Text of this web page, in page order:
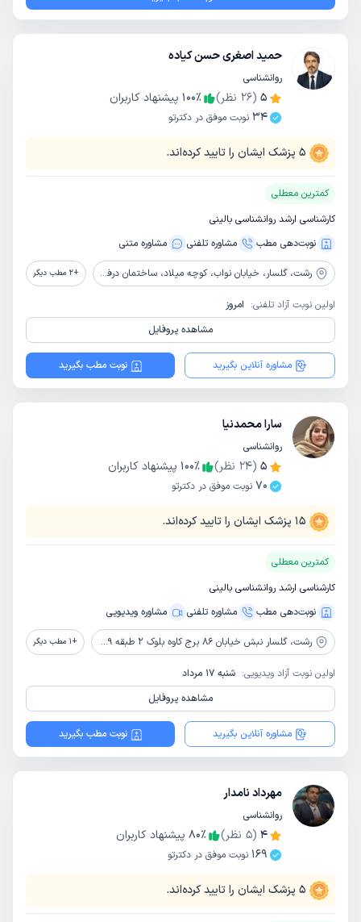
حمید اصغری حسن کیاده
روانشناسی
5
(
26 نظر) 100٪
پیشنهاد کاربران
34 نوبت موفق در دکترتو
5 پزشک ایشان را تایید کرده‌اند.
کمترین معطلی
کارشناسی ارشد روانشناسی بالینی
نوبت‌دهی مطب
مشاوره‌ تلفنی مشاوره‌ متنی
رشت،گلسار، خیابان نواب، کوچه میلاد، ساختمان درفک، طبقه اول +
2 مطب دیگر
اولین نوبت آزاد تلفنی: امروز
مشاهده پروفایل
مشاوره آنلاین بگیرید نوبت مطب بگیرید
سارا محمدنیا
روانشناسی
5
(
24 نظر) 100٪
پیشنهاد کاربران
70 نوبت موفق در دکترتو
15 پزشک ایشان را تایید کرده‌اند.
کمترین معطلی
کارشناسی ارشد روانشناسی بالینی
نوبت‌دهی مطب
مشاوره‌ تلفنی مشاوره ویدیویی
رشت،گلسار نبش خیابان 86 برج کاوه بلوک 2 طبقه 9 مرکز مشاوره آرتا +
1 مطب دیگر
اولین نوبت آزاد ویدیویی: شنبه 17 مرداد
مشاهده پروفایل
مشاوره آنلاین بگیرید نوبت مطب بگیرید
مهرداد نامدار
روانشناسی
4
(
5 نظر) 80٪
پیشنهاد کاربران
169 نوبت موفق در دکترتو
5 پزشک ایشان را تایید کرده‌اند.